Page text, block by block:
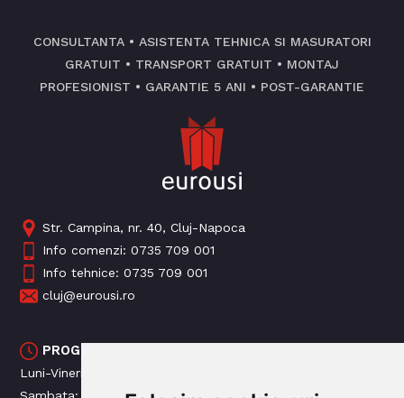
CONSULTANTA • ASISTENTA TEHNICA SI MASURATORI
GRATUIT • TRANSPORT GRATUIT • MONTAJ
PROFESIONIST • GARANTIE 5 ANI • POST-GARANTIE
Str. Campina, nr. 40, Cluj-Napoca
Info comenzi:0735 709 001
Info tehnice:0735 709 001
cluj@eurousi.ro
PROGRAM MAGAZIN
Luni-Vineri: 09:00 - 18:00
Sambata: 09: 00 - 14:00